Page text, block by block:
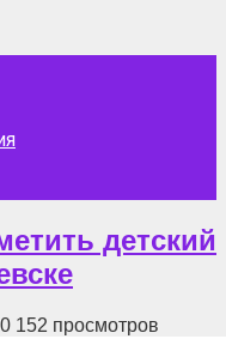
детский
0 152 просмотров